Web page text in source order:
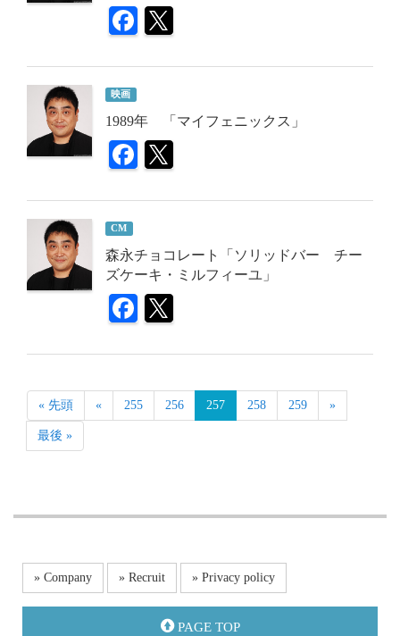
映画
1989年 「マイフェニックス」
CM
森永チョコレート「ソリッドバー チー
ズケーキ・ミルフィーユ」
« 先頭 « 255 256 257 258 259 »
最後 »
» Company » Recruit » Privacy policy
PAGE TOP